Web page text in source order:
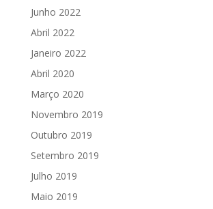
Junho 2022
Abril 2022
Janeiro 2022
Abril 2020
Março 2020
Novembro 2019
Outubro 2019
Setembro 2019
Julho 2019
Maio 2019